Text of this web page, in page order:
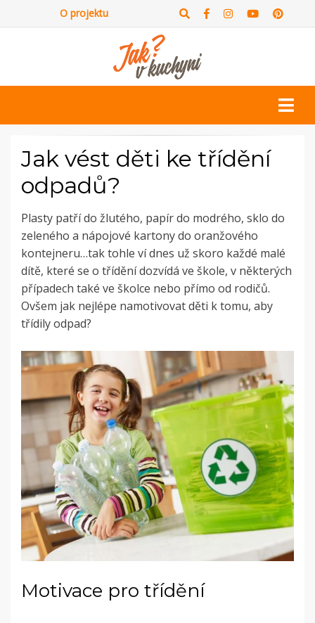
O projektu
Jak vést děti ke třídění
odpadů?
Plasty patří do žlutého, papír do modrého, sklo do
zeleného a nápojové kartony do oranžového
kontejneru…tak tohle ví dnes už skoro každé malé
dítě, které se o třídění dozvídá ve škole, v některých
případech také ve školce nebo přímo od rodičů.
Ovšem jak nejlépe namotivovat děti k tomu, aby
třídily odpad?
Motivace pro třídění